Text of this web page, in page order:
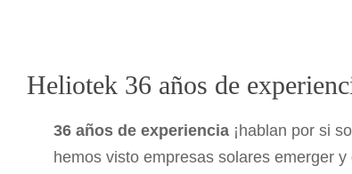
Heliotek 36 años de
36 años de experiencia¡hablan por si
hemos visto empresas solares emerger